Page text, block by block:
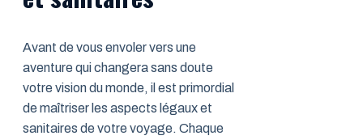
Avant de vous envoler vers une
aventure qui changera sans doute
votre vision du monde, il est primordial
de maîtriser les aspects légaux et
sanitaires de votre voyage. Chaque